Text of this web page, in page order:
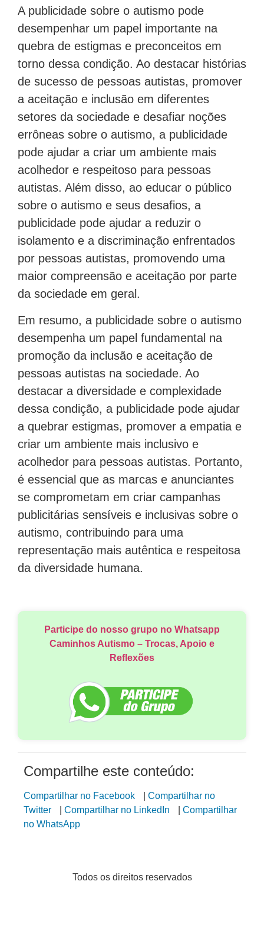
A publicidade sobre o autismo pode
desempenhar um papel importante na
quebra de estigmas e preconceitos em
torno dessa condição. Ao destacar histórias
de sucesso de pessoas autistas, promover
a aceitação e inclusão em diferentes
setores da sociedade e desafiar noções
errôneas sobre o autismo, a publicidade
pode ajudar a criar um ambiente mais
acolhedor e respeitoso para pessoas
autistas. Além disso, ao educar o público
sobre o autismo e seus desafios, a
publicidade pode ajudar a reduzir o
isolamento e a discriminação enfrentados
por pessoas autistas, promovendo uma
maior compreensão e aceitação por parte
da sociedade em geral.
Em resumo, a publicidade sobre o autismo
desempenha um papel fundamental na
promoção da inclusão e aceitação de
pessoas autistas na sociedade. Ao
destacar a diversidade e complexidade
dessa condição, a publicidade pode ajudar
a quebrar estigmas, promover a empatia e
criar um ambiente mais inclusivo e
acolhedor para pessoas autistas. Portanto,
é essencial que as marcas e anunciantes
se comprometam em criar campanhas
publicitárias sensíveis e inclusivas sobre o
autismo, contribuindo para uma
representação mais autêntica e respeitosa
da diversidade humana.
Participe do nosso grupo no Whatsapp
Caminhos Autismo – Trocas, Apoio e
Reflexões
Compartilhe este conteúdo:
Compartilhar no Facebook
Compartilhar no
Twitter
Compartilhar no LinkedIn
Compartilhar
no WhatsApp
Todos os direitos reservados